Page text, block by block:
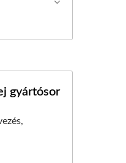
/ AZ
gyártósor